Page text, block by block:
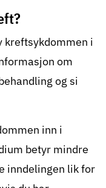
kreftsykdommen i
om
og si
inn i
betyr mindre
inndelingen lik for